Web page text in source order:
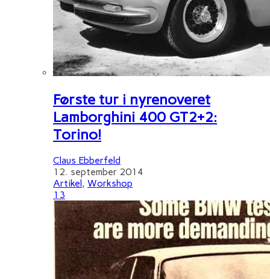
Første tur i nyrenoveret
Lamborghini 400 GT2+2:
Torino!
Claus Ebberfeld
12. september 2014
Artikel , Workshop
13